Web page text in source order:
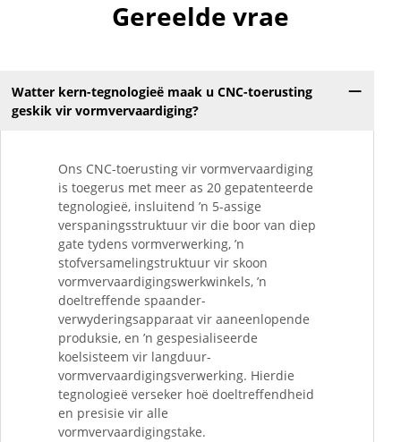
Gereelde vrae
Watter kern-tegnologieë maak u CNC-toerusting
geskik vir vormvervaardiging?
Ons CNC-toerusting vir vormvervaardiging
is toegerus met meer as 20 gepatenteerde
tegnologieë, insluitend ’n 5-assige
verspaningsstruktuur vir die boor van diep
gate tydens vormverwerking, ’n
stofversamelingstruktuur vir skoon
vormvervaardigingswerkwinkels, ’n
doeltreffende spaander-
verwyderingsapparaat vir aaneenlopende
produksie, en ’n gespesialiseerde
koelsisteem vir langduur-
vormvervaardigingsverwerking. Hierdie
tegnologieë verseker hoë doeltreffendheid
en presisie vir alle
vormvervaardigingstake.